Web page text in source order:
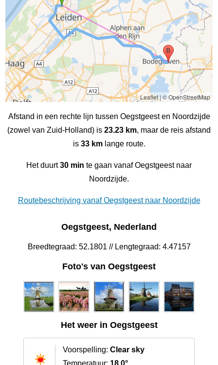
Leaflet|© OpenStreetMap
Afstand in een rechte lijn tussen Oegstgeest en Noordzijde
(zowel van Zuid-Holland) is 23.23 km, maar de reis afstand
is 33 kmlange route.
Het duurt30 min te gaan vanaf Oegstgeest naar
Noordzijde.
Routebeschrijving vanaf Oegstgeest naar Noordzijde
Oegstgeest, Nederland
Breedtegraad: 52.1801 // Lengtegraad: 4.47157
Foto's van Oegstgeest
Het weer in Oegstgeest
Voorspelling: Clear sky